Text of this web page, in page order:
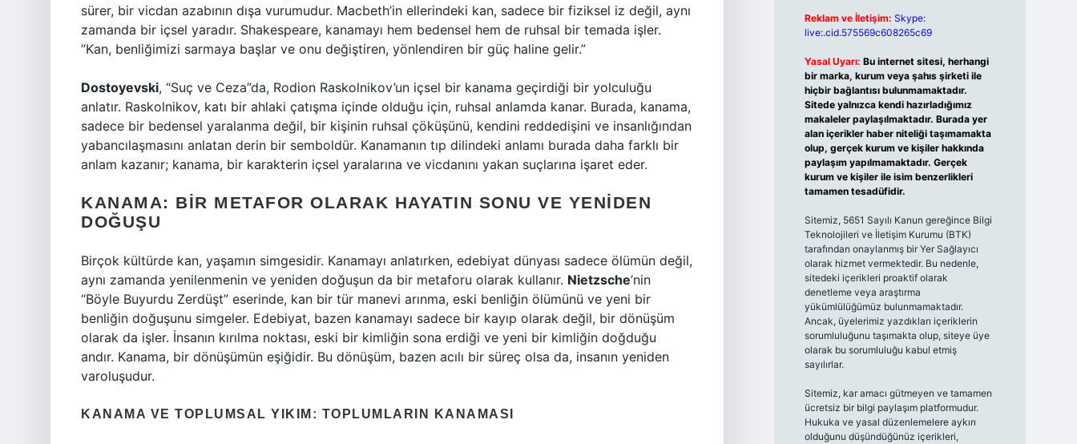
sürer, bir vicdan azabının dışa vurumudur. Macbeth’in ellerindeki kan, sadece bir fiziksel iz değil, aynı
zamanda bir içsel yaradır. Shakespeare, kanamayı hem bedensel hem de ruhsal bir temada işler.
“Kan, benliğimizi sarmaya başlar ve onu değiştiren, yönlendiren bir güç haline gelir.”
Dostoyevski, “Suç ve Ceza”da, Rodion Raskolnikov’un içsel bir kanama geçirdiği bir yolculuğu
anlatır. Raskolnikov, katı bir ahlaki çatışma içinde olduğu için, ruhsal anlamda kanar. Burada, kanama,
sadece bir bedensel yaralanma değil, bir kişinin ruhsal çöküşünü, kendini reddedişini ve insanlığından
yabancılaşmasını anlatan derin bir semboldür. Kanamanın tıp dilindeki anlamı burada daha farklı bir
anlam kazanır; kanama, bir karakterin içsel yaralarına ve vicdanını yakan suçlarına işaret eder.
KANAMA: BIR METAFOR OLARAK HAYATIN SONU VE YENIDEN
DOĞUŞU
Birçok kültürde kan, yaşamın simgesidir. Kanamayı anlatırken, edebiyat dünyası sadece ölümün değil,
aynı zamanda yenilenmenin ve yeniden doğuşun da bir metaforu olarak kullanır. Nietzsche’nin
“Böyle Buyurdu Zerdüşt” eserinde, kan bir tür manevi arınma, eski benliğin ölümünü ve yeni bir
benliğin doğuşunu simgeler. Edebiyat, bazen kanamayı sadece bir kayıp olarak değil, bir dönüşüm
olarak da işler. İnsanın kırılma noktası, eski bir kimliğin sona erdiği ve yeni bir kimliğin doğduğu
andır. Kanama, bir dönüşümün eşiğidir. Bu dönüşüm, bazen acılı bir süreç olsa da, insanın yeniden
varoluşudur.
KANAMA VE TOPLUMSAL YIKIM: TOPLUMLARIN KANAMASI
Reklam ve İletişim: Skype:
live:.cid.575569c608265c69
Yasal Uyarı: Bu internet sitesi, herhangi
bir marka, kurum veya şahıs şirketi ile
hiçbir bağlantısı bulunmamaktadır.
Sitede yalnızca kendi hazırladığımız
makaleler paylaşılmaktadır. Burada yer
alan içerikler haber niteliği taşımamakta
olup, gerçek kurum ve kişiler hakkında
paylaşım yapılmamaktadır. Gerçek
kurum ve kişiler ile isim benzerlikleri
tamamen tesadüfidir.
Sitemiz, 5651 Sayılı Kanun gereğince Bilgi
Teknolojileri ve İletişim Kurumu (BTK)
tarafından onaylanmış bir Yer Sağlayıcı
olarak hizmet vermektedir. Bu nedenle,
sitedeki içerikleri proaktif olarak
denetleme veya araştırma
yükümlülüğümüz bulunmamaktadır.
Ancak, üyelerimiz yazdıkları içeriklerin
sorumluluğunu taşımakta olup, siteye üye
olarak bu sorumluluğu kabul etmiş
sayılırlar.
Sitemiz, kar amacı gütmeyen ve tamamen
ücretsiz bir bilgi paylaşım platformudur.
Hukuka ve yasal düzenlemelere aykırı
olduğunu düşündüğünüz içerikleri,